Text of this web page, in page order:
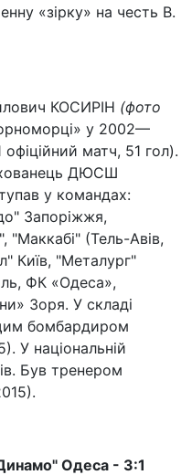
«зірку» на честь В.
КОСИРІН (фото
у 2002—
матч, 51 гол).
ДЮСШ
у командах:
Запоріжжя,
(Тель-Авів,
Київ, "Металург"
ФК «Одеса»,
Зоря. У складі
бомбардиром
У національній
Був тренером
Одеса - 3:1